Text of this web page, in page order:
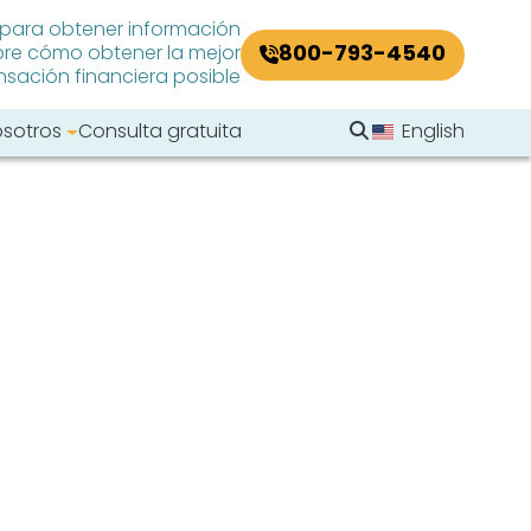
para obtener información
cómo obtener la mejor
financiera posible
800-793-4540
Consulta gratuita Buscar en el sitio
English